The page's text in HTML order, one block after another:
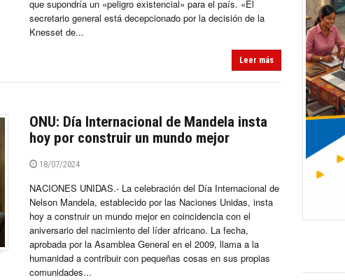
que supondría un «peligro existencial» para el país. «El
secretario general está decepcionado por la decisión de la
Knesset de...
Leer más
ONU: Día Internacional de Mandela insta
hoy por construir un mundo mejor
18/07/2024
NACIONES UNIDAS.- La celebración del Día Internacional de
Nelson Mandela, establecido por las Naciones Unidas, insta
hoy a construir un mundo mejor en coincidencia con el
aniversario del nacimiento del líder africano. La fecha,
aprobada por la Asamblea General en el 2009, llama a la
humanidad a contribuir con pequeñas cosas en sus propias
comunidades...